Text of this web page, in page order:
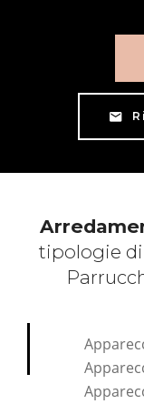
tipologie